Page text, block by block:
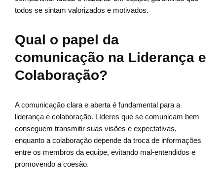
todos se sintam valorizados e motivados.
Qual o papel da
comunicação na Liderança e
Colaboração?
A comunicação clara e aberta é fundamental para a
liderança e colaboração. Líderes que se comunicam bem
conseguem transmitir suas visões e expectativas,
enquanto a colaboração depende da troca de informações
entre os membros da equipe, evitando mal-entendidos e
promovendo a coesão.